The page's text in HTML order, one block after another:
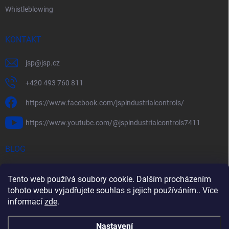
Tento web používá soubory cookie. Dalším procházením
tohoto webu vyjadřujete souhlas s jejich používáním.. Více
informací zde.
Nastavení
Whistleblowing
KONTAKT
jsp@jsp.cz
+420 493 760 811
https://www.facebook.com/jspindustrialcontrols/
https://www.youtube.com/@jspindustrialcontrols7411
BLOG
Stručný průvodce prostředím s nebezpečím výbuchu
HART – Chytré využití stávající kabeláže